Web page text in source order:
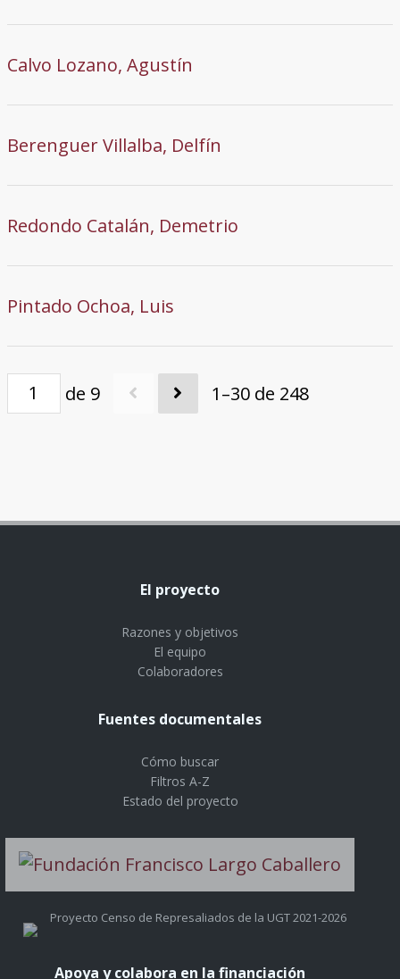
Calvo Lozano, Agustín
Berenguer Villalba, Delfín
Redondo Catalán, Demetrio
Pintado Ochoa, Luis
de 9 1–30 de 248
El proyecto
Razones y objetivos
El equipo
Colaboradores
Fuentes documentales
Cómo buscar
Filtros A-Z
Estado del proyecto
Proyecto Censo de Represaliados de la UGT 2021-2026
Apoya y colabora en la financiación